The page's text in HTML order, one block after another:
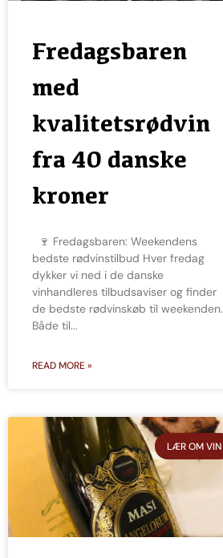
Fredagsbaren
med
kvalitetsrødvin
fra 40 danske
kroner
🍷 Fredagsbaren: Weekendens
bedste rødvinstilbud Hver fredag
dykker vi ned i de danske
vinhandleres tilbudsaviser og finder
de bedste rødvinskøb til weekenden.
Både til
READ MORE »
LÆR OM VIN